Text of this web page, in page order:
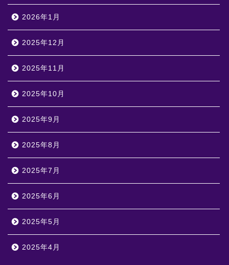
2026年1月
2025年12月
2025年11月
2025年10月
2025年9月
2025年8月
2025年7月
2025年6月
2025年5月
2025年4月